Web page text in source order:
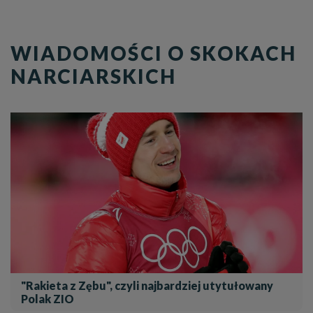
WIADOMOŚCI O SKOKACH
NARCIARSKICH
"Rakieta z Zębu", czyli najbardziej utytułowany
Polak ZIO